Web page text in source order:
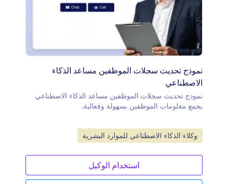
نموذج تحديث سجلات الموظفين مساعد الذكاء
الاصطناعي
نموذج تحديث سجلات الموظفين مساعد الذكاء الاصطناعي
يجمع معلومات الموظفين بسهولة وفعالية.
انتقل إلى الفئة:
وكلاء الذكاء الاصطناعي للموارد البشرية
استخدام الوكيل